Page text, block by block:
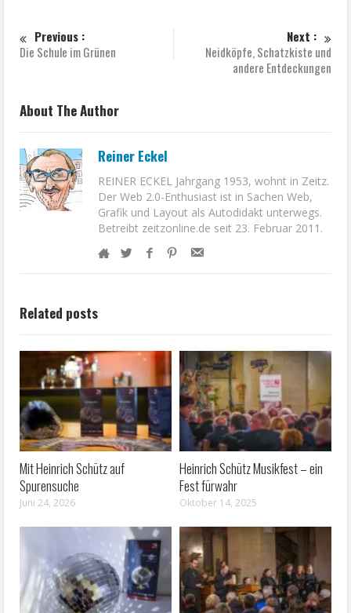
Previous :
Die Schule im Grünen
Next :
Neidköpfe, Schatzkiste und
andere Entdeckungen
About The Author
Reiner Eckel
REINER ECKEL Jahrgang 1953, wohnt in Zeitz.
Der Web 2.0-Enthusiast ist in Sachen Web,
Grafik und Layout als Autodidakt unterwegs.
Betreibt zeitzonline.de seit 23. Februar 2011.
Related posts
Mit Heinrich Schütz auf
Spurensuche
Juni 24, 2026
Heinrich Schütz Musikfest – ein
Fest fürwahr
Oktober 14, 2025